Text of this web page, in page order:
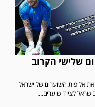
שלישי הקרוב
אליפות השוערים של ישראל